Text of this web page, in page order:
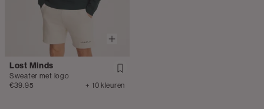
Lost Minds
Sweater met logo
€39.95
+ 10 kleuren